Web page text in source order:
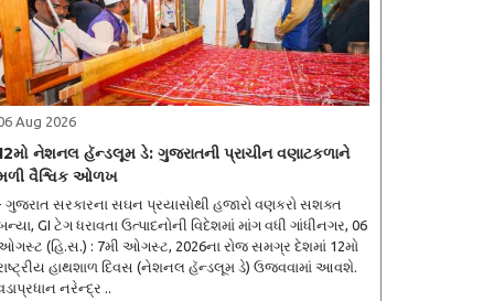
Aug 2026
નેશનલ હૅન્ડલૂમ ડે: ગુજરાતની પ્રાચીન વણાટકળાને
વૈશ્વિક ઓળખ
ગુજરાત સરકારના સઘન પ્રયાસોથી હજારો વણકરો સશક્ત
GI ટેગ ધરાવતા ઉત્પાદનોની વિદેશમાં માંગ વધી ગાંધીનગર, 06
(હિ.સ.) : 7મી ઓગસ્ટ, 2026ના રોજ સમગ્ર દેશમાં 12મો
હાથશાળ દિવસ (નેશનલ હૅન્ડલૂમ ડે) ઉજવવામાં આવશે.
વડાપ્રધાન નરેન્દ્ર ..